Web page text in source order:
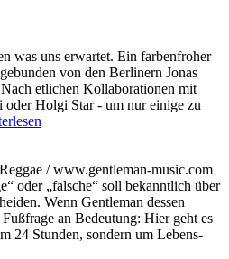
was uns erwartet. Ein farbenfroher
von den Berlinern Jonas
etlichen Kollaborationen mit
Holgi Star - um nur einige zu
/ www.gentleman-music.com
oder „falsche“ soll bekanntlich über
Wenn Gentleman dessen
an Bedeutung: Hier geht es
24 Stunden, sondern um Lebens-